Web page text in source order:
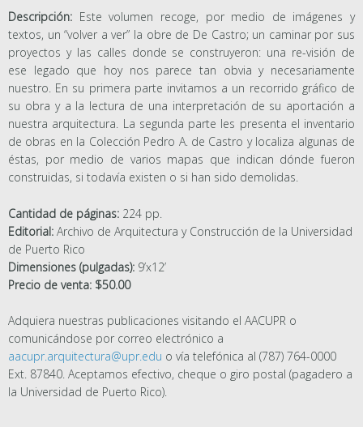
Descripción: Este volumen recoge, por medio de imágenes y
textos, un “volver a ver” la obre de De Castro; un caminar por sus
proyectos y las calles donde se construyeron: una re-visión de
ese legado que hoy nos parece tan obvia y necesariamente
nuestro. En su primera parte invitamos a un recorrido gráfico de
su obra y a la lectura de una interpretación de su aportación a
nuestra arquitectura. La segunda parte les presenta el inventario
de obras en la Colección Pedro A. de Castro y localiza algunas de
éstas, por medio de varios mapas que indican dónde fueron
construidas, si todavía existen o si han sido demolidas.
Cantidad de páginas: 224 pp.
Editorial: Archivo de Arquitectura y Construcción de la Universidad
de Puerto Rico
Dimensiones (pulgadas): 9’x12’
Precio de venta: $50.00
Adquiera nuestras publicaciones visitando el AACUPR o
comunicándose por correo electrónico a
aacupr.arquitectura@upr.edu o vía telefónica al (787) 764-0000
Ext. 87840. Aceptamos efectivo, cheque o giro postal (pagadero a
la Universidad de Puerto Rico).